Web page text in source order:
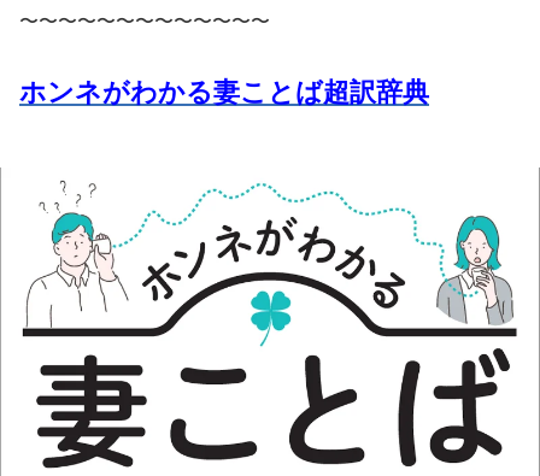
〜〜〜〜〜〜〜〜〜〜〜〜〜
ホンネがわかる妻ことば超訳辞典